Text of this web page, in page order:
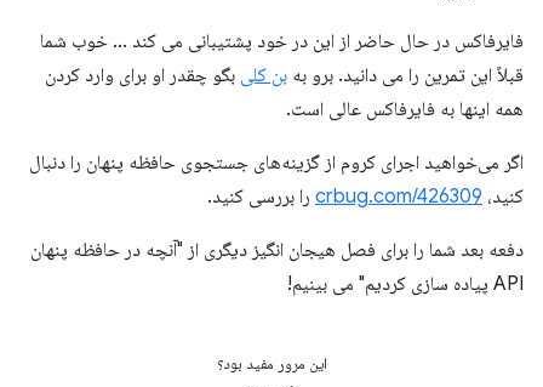
فایرفاکس در حال حاضر از این در خود پشتیبانی می کند ... خوب شما
قبلاً این تمرین را می دانید. برو به بن کلی بگو چقدر او برای وارد کردن
همه اینها به فایرفاکس عالی است.
اگر می‌خواهید اجرای کروم از گزینه‌های جستجوی حافظه پنهان را دنبال
کنید، crbug.com/426309 را بررسی کنید.
دفعه بعد شما را برای فصل هیجان انگیز دیگری از "آنچه در حافظه پنهان
API پیاده سازی کردیم" می بینیم!
این مرور مفید بود؟